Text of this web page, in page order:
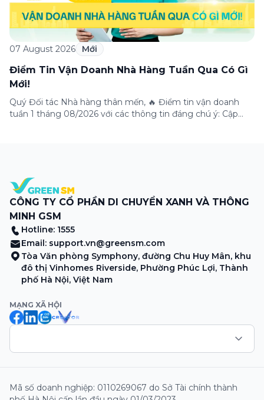
07 August 2026 Mới
Điểm Tin Vận Doanh Nhà Hàng Tuần Qua Có Gì
Mới!
Quý Đối tác Nhà hàng thân mến, 🔥 Điểm tin vận doanh
tuần 1 tháng 08/2026 với các thông tin đáng chú ý: Cập
CÔNG TY CỔ PHẦN DI CHUYỂN XANH VÀ THÔNG
MINH GSM
Hotline: 1555
Email: support.vn@greensm.com
Tòa Văn phòng Symphony, đường Chu Huy Mân, khu
đô thị Vinhomes Riverside, Phường Phúc Lợi, Thành
phố Hà Nội, Việt Nam
MẠNG XÃ HỘI
Mã số doanh nghiệp: 0110269067 do Sở Tài chính thành